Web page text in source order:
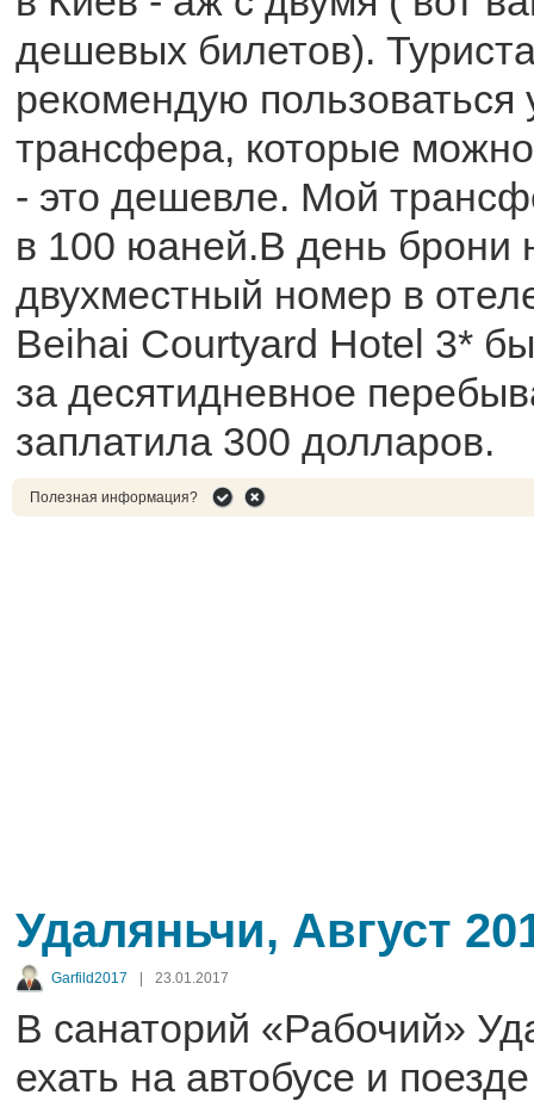
дешевых билетов).
рекомендую пользоваться
трансфера, которые можно
- это дешевле. Мой
в 100 юаней.В день брони
двухместный номер в
Beihai Courtyard Hotel 3*
за десятидневное
заплатила 300 долларов.
Полезная информация?
Удаляньчи, Август
Garfild2017 23.01.2017
В санаторий «Рабочий»
ехать на автобусе и